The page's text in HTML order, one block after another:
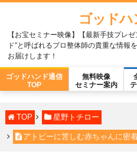
ゴッドハ
【お宝セミナー映像】【最新手技プレ
ド”と呼ばれるプロ整体師の貴重な情報
お届けします！
ゴッドハンド通信
TOP
無料映像
セミナー案内
TOP 星野トチロー
アトピーに苦しむ赤ちゃんに密